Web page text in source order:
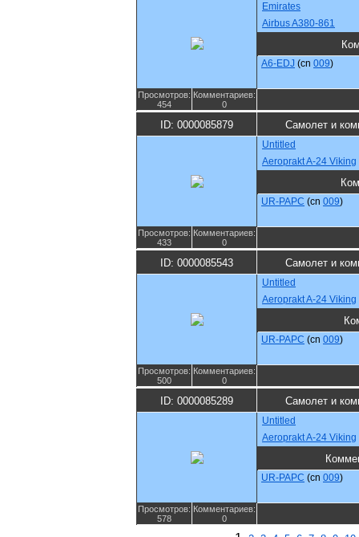
Emirates
Airbus A380-861
A6-EDJ (cn 009)
Просмотров:
454
Комментариев:
0
ID: 0000085879 Самолет и
Untitled
Aeroprakt A-24 Viking
UR-PAPC (cn 009)
Просмотров:
433
Комментариев:
0
ID: 0000085543 Самолет и
Untitled
Aeroprakt A-24 Viking
UR-PAPC (cn 009)
Просмотров:
500
Комментариев:
0
ID: 0000085289 Самолет и
Untitled
Aeroprakt A-24 Viking
UR-PAPC (cn 009)
Просмотров:
578
Комментариев:
0